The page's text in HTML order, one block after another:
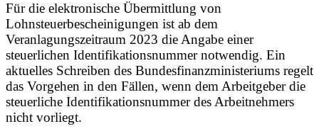
Für die elektronische Übermittlung von
Lohnsteuerbescheinigungen ist ab dem
Veranlagungszeitraum 2023 die Angabe einer
steuerlichen Identifikationsnummer notwendig. Ein
aktuelles Schreiben des Bundesfinanzministeriums regelt
das Vorgehen in den Fällen, wenn dem Arbeitgeber die
steuerliche Identifikationsnummer des Arbeitnehmers
nicht vorliegt.